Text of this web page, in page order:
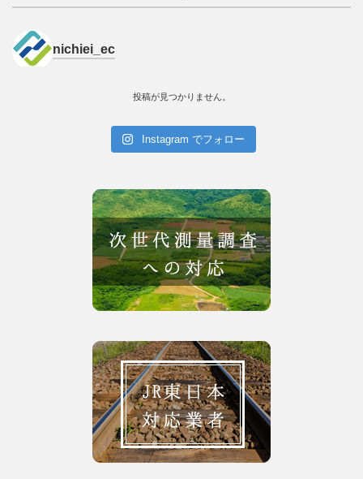
nichiei_ec
投稿が見つかりません。
Instagram でフォロー